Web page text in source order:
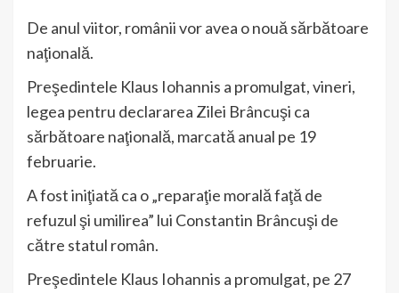
De anul viitor, românii vor avea o nouă sărbătoare
naţională.
Preşedintele Klaus Iohannis a promulgat, vineri,
legea pentru declararea Zilei Brâncuşi ca
sărbătoare naţională, marcată anual pe 19
februarie.
A fost iniţiată ca o „reparaţie morală faţă de
refuzul şi umilirea” lui Constantin Brâncuşi de
către statul român.
Preşedintele Klaus Iohannis a promulgat, pe 27